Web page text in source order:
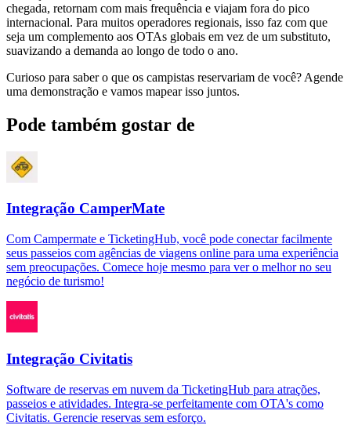
chegada, retornam com mais frequência e viajam fora do pico
internacional. Para muitos operadores regionais, isso faz com que
seja um complemento aos OTAs globais em vez de um substituto,
suavizando a demanda ao longo de todo o ano.
Curioso para saber o que os campistas reservariam de você? Agende
uma demonstração e vamos mapear isso juntos.
Pode também gostar de
Integração CamperMate
Com Campermate e TicketingHub, você pode conectar facilmente
seus passeios com agências de viagens online para uma experiência
sem preocupações. Comece hoje mesmo para ver o melhor no seu
negócio de turismo!
Integração Civitatis
Software de reservas em nuvem da TicketingHub para atrações,
passeios e atividades. Integra-se perfeitamente com OTA's como
Civitatis. Gerencie reservas sem esforço.